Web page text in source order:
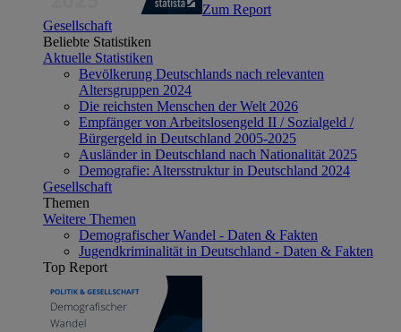
Zum Report
Gesellschaft
Beliebte Statistiken
Aktuelle Statistiken
Bevölkerung Deutschlands nach relevanten
Altersgruppen 2024
Die reichsten Menschen der Welt 2026
Empfänger von Arbeitslosengeld II / Sozialgeld /
Bürgergeld in Deutschland 2005-2025
Ausländer in Deutschland nach Nationalität 2025
Demografie: Altersstruktur in Deutschland 2024
Gesellschaft
Themen
Weitere Themen
Demografischer Wandel - Daten & Fakten
Jugendkriminalität in Deutschland - Daten & Fakten
Top Report